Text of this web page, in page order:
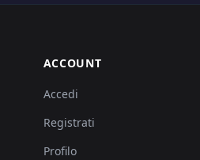
ACCOUNT
Accedi
Registrati
Profilo